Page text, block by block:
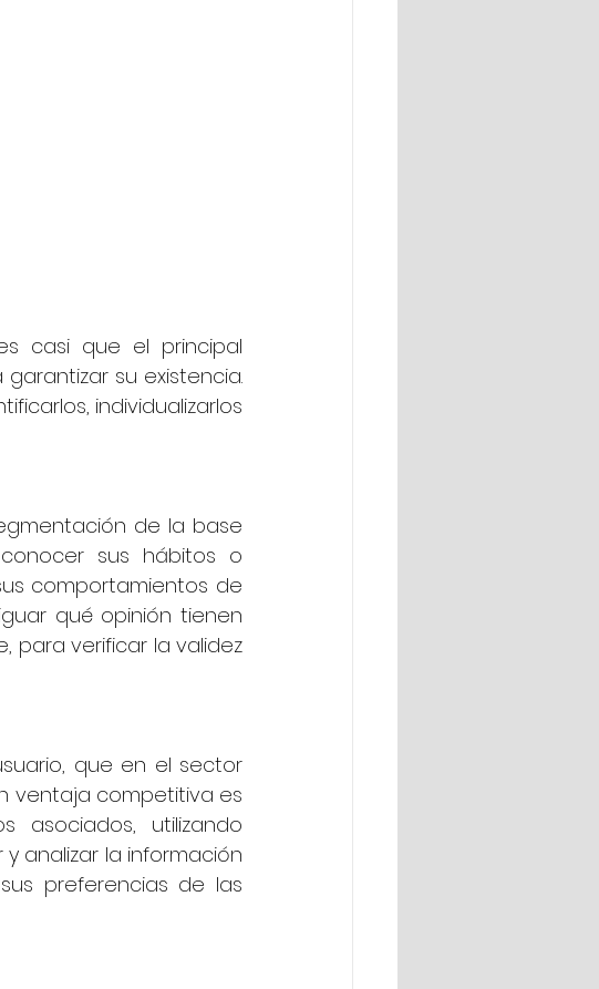
casi que el principal
su existencia.
individualizarlos
de la base
sus hábitos o
comportamientos de
qué opinión tienen
para verificar la validez
que en el sector
ventaja competitiva es
utilizando
analizar la información
preferencias de las